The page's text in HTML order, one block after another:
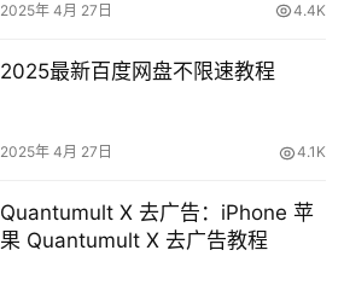
2025年 4月 27日 4.4K
2025最新百度网盘不限速教程
2025年 4月 27日 4.1K
Quantumult X 去广告：iPhone 苹
果 Quantumult X 去广告教程